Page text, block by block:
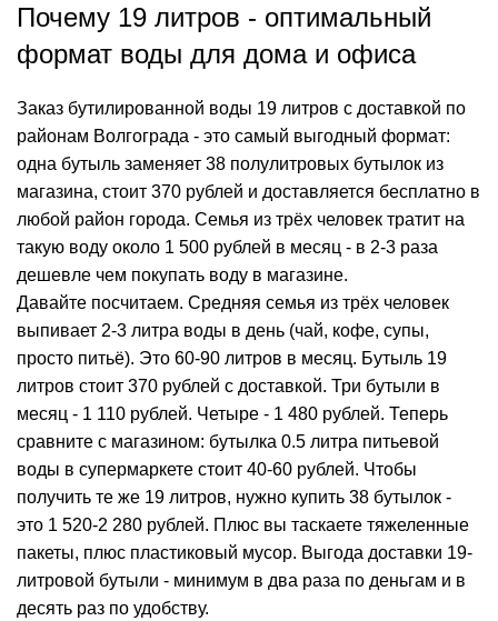
Почему 19 литров - оптимальный
формат воды для дома и офиса
Заказ бутилированной воды 19 литров с доставкой по
районам Волгограда - это самый выгодный формат:
одна бутыль заменяет 38 полулитровых бутылок из
магазина, стоит 370 рублей и доставляется бесплатно в
любой район города. Семья из трёх человек тратит на
такую воду около 1 500 рублей в месяц - в 2-3 раза
дешевле чем покупать воду в магазине.
Давайте посчитаем. Средняя семья из трёх человек
выпивает 2-3 литра воды в день (чай, кофе, супы,
просто питьё). Это 60-90 литров в месяц. Бутыль 19
литров стоит 370 рублей с доставкой. Три бутыли в
месяц - 1 110 рублей. Четыре - 1 480 рублей. Теперь
сравните с магазином: бутылка 0.5 литра питьевой
воды в супермаркете стоит 40-60 рублей. Чтобы
получить те же 19 литров, нужно купить 38 бутылок -
это 1 520-2 280 рублей. Плюс вы таскаете тяжеленные
пакеты, плюс пластиковый мусор. Выгода доставки 19-
литровой бутыли - минимум в два раза по деньгам и в
десять раз по удобству.